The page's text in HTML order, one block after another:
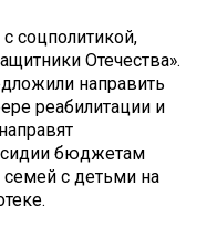
соцполитикой,
Отечества».
направить
реабилитации и
бюджетам
с детьми на